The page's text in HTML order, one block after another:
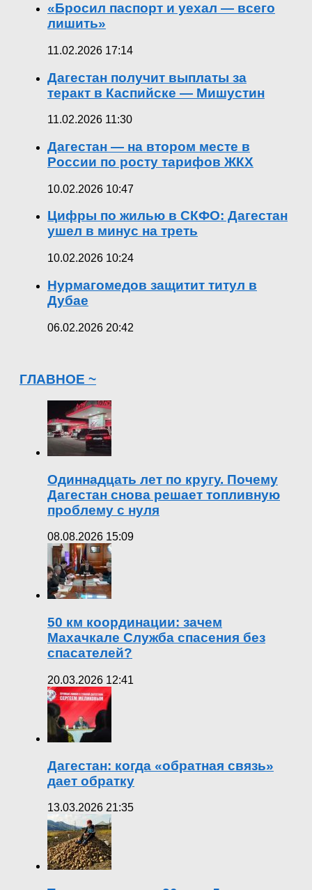
«Бросил паспорт и уехал — всего
лишить»
11.02.2026 17:14
Дагестан получит выплаты за
теракт в Каспийске — Мишустин
11.02.2026 11:30
Дагестан — на втором месте в
России по росту тарифов ЖКХ
10.02.2026 10:47
Цифры по жилью в СКФО: Дагестан
ушел в минус на треть
10.02.2026 10:24
Нурмагомедов защитит титул в
Дубае
06.02.2026 20:42
ГЛАВНОЕ ~
Одиннадцать лет по кругу. Почему
Дагестан снова решает топливную
проблему с нуля
08.08.2026 15:09
50 км координации: зачем
Махачкале Служба спасения без
спасателей?
20.03.2026 12:41
Дагестан: когда «обратная связь»
дает обратку
13.03.2026 21:35